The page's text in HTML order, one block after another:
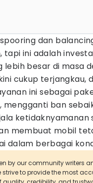
dan
tapi ini adalah
lebih besar di masa
cukup terjangkau,
ini sebagai
mengganti ban
membuat mobil
dalam berbagai
by our community writers
strive to provide the most